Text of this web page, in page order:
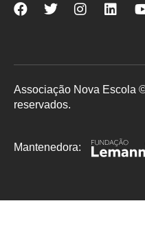
Nova
Facebook
Nova
Twitter
Nova
Associação Nova Escola
reservados.
Mantenedora: